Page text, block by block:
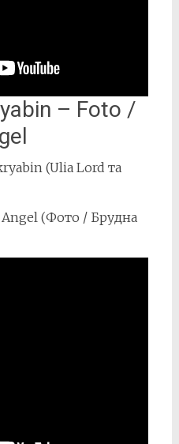
– Foto /
(Ulia Lord та
(Фото / Брудна